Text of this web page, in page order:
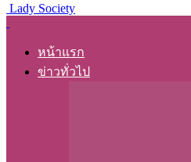
Lady Society
หน้าแรก
ข่าวทั่วไป